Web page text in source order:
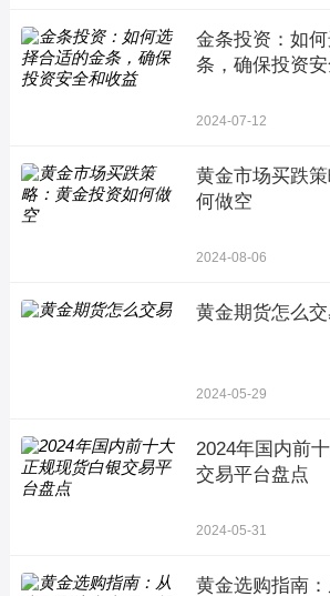
金条投资：如
条，确保投资
2024-07-12
黄金市场买跌
何做空
2024-08-06
黄金期货怎么
2024-05-29
2024年国内前
交易平台盘点
2024-05-31
黄金选购指南